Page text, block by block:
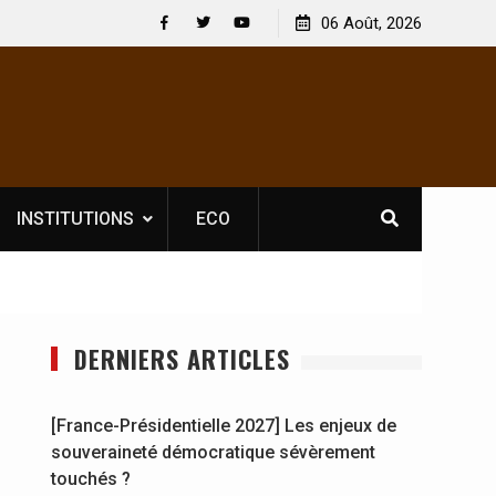
licence obligatoire pour les spectacles : En
d’Ivoire, l’opérateur culturel Soldat Jahboy se
[France-
souveraineté
06 Août, 2026
INSTITUTIONS ECO
DERNIERS ARTICLES
[France-Présidentielle 2027] Les enjeux de
souveraineté démocratique sévèrement
touchés ?